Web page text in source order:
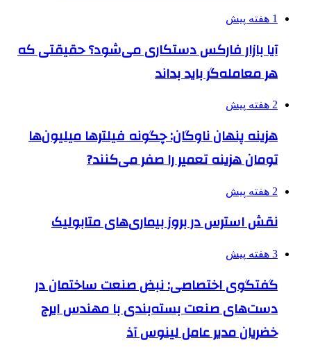
1 هفته پیش
آیا بازار فارکس دستکاری می‌شود؟ حقیقتی که
هر معامله‌گر باید بداند
2 هفته پیش
هزینه پنهان ناوگان: چگونه فیلترها میلیون‌ها
تومان هزینه تعمیر را صفر می‌کنند?
2 هفته پیش
نقش استرس در بروز بیماری‌های متابولیک
3 هفته پیش
گفتگوی اختصاصی: نبض صنعت ساختمان در
دست‌های صنعت بسته‌بندی با مهندس ایرج
خضریان مدیر عامل لینوس آذ